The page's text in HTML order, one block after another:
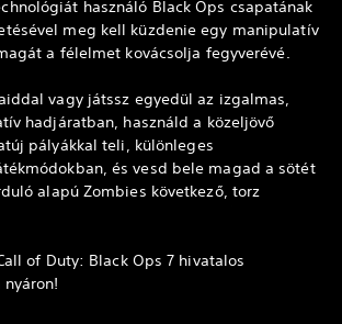
használó Black Ops csapatának
meg kell küzdenie egy manipulatív
a félelmet kovácsolja fegyverévé.
vagy játssz egyedül az izgalmas,
hadjáratban, használd a közeljövő
pályákkal teli, különleges
és vesd bele magad a sötét
alapú Zombies következő, torz
of Duty: Black Ops 7 hivatalos